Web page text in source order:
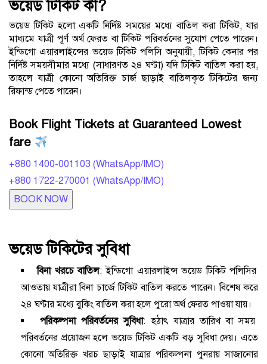
ভয়েড টিকিট কী?
ভয়েড টিকিট হলো একটি নির্দিষ্ট সময়ের মধ্যে বাতিল করা টিকিট, যার
মাধ্যমে যাত্রী পূর্ণ অর্থ ফেরত বা টিকিট পরিবর্তনের সুযোগ পেতে পারেন।
ইন্ডিগো এয়ারলাইন্সের ভয়েড টিকিট পলিসি অনুযায়ী, টিকিট কেনার পর
নির্দিষ্ট সময়সীমার মধ্যে (সাধারণত ২৪ ঘণ্টা) যদি টিকিট বাতিল করা হয়,
তাহলে যাত্রী কোনো অতিরিক্ত চার্জ ছাড়াই বাতিলকৃত টিকিটের জন্য
রিফান্ড পেতে পারেন।
Book Flight Tickets at Guaranteed Lowest
fare
+880 1400-001103 (WhatsApp/IMO)
+880 1722-270001 (WhatsApp/IMO)
BOOK NOW
ভয়েড টিকিটের সুবিধা
বিনা খরচে বাতিল: ইন্ডিগো এয়ারলাইন্স ভয়েড টিকিট পলিসির
আওতায় যাত্রীরা বিনা চার্জে টিকিট বাতিল করতে পারেন। বিশেষ করে
২৪ ঘণ্টার মধ্যে বুকিং বাতিল করা হলে পুরো অর্থ ফেরত পাওয়া যায়।
পরিকল্পনা পরিবর্তনের সুবিধা: হঠাৎ যাত্রার তারিখ বা সময়
পরিবর্তনের প্রয়োজন হলে ভয়েড টিকিট একটি বড় সুবিধা দেয়। এতে
কোনো অতিরিক্ত খরচ ছাড়াই যাত্রার পরিকল্পনা পুনরায় সাজানোর